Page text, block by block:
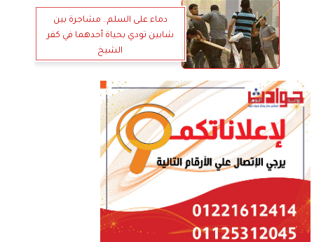
دماء على السلم.. مشاجرة بين
شابين تودي بحياة أحدهما في كفر
الشيخ